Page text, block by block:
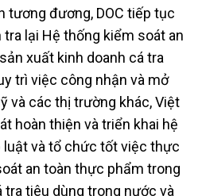
tương đương, DOC tiếp tục
lại Hệ thống kiểm soát an
xuất kinh doanh cá tra
trì việc công nhận và mở
và các thị trường khác, Việt
hoàn thiện và triển khai hệ
và tổ chức tốt việc thực
an toàn thực phẩm trong
tra tiêu dùng trong nước và